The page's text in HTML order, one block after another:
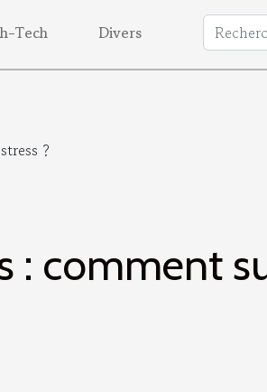
Tech Divers
?
: comment